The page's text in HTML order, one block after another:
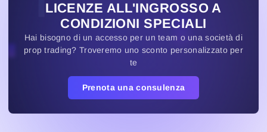
LICENZE ALL'INGROSSO A
CONDIZIONI SPECIALI
Hai bisogno di un accesso per un team o una società di
prop trading? Troveremo uno sconto personalizzato per
te
Prenota una consulenza